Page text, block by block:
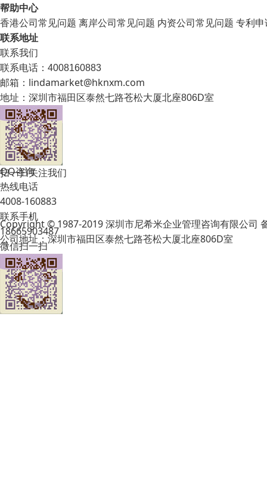
帮助中心
香港公司常见问题 离岸公司常见问题 内资公司常见问题 专利
联系地址
联系我们
联系电话：4008160883
邮箱：lindamarket@hknxm.com
地址： 深圳市福田区泰然七路苍松大厦北座806D室
扫一扫关注我们
Copyright © 1987-2019 深圳市尼希米企业管理咨询有限公司
公司地址：深圳市福田区泰然七路苍松大厦北座806D室
QQ咨询
热线电话
4008-160883
联系手机
18665903487
微信扫一扫